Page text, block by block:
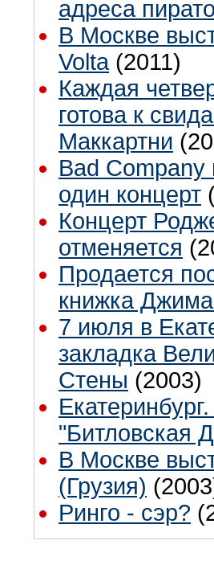
адреса
В Москве
Volta (2011)
Каждая
готова к
Маккартни
Bad Company
один концерт
Концерт
отменяется
Продается
книжка
7 июля в
закладка
Стены (2003)
"Битловская
В Москве
(Грузия)
Ринго - сэр?